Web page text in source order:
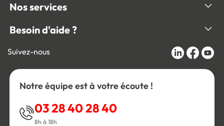
Nos services
Besoin d'aide ?
Suivez-nous
Notre équipe est à votre écoute !
03 28 40 28 40
8h à 18h